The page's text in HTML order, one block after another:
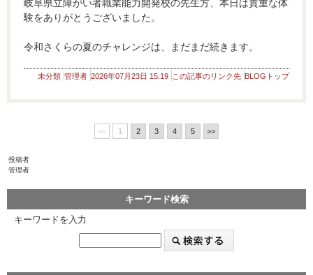
岐阜県立障がい者職業能力開発校の先生方、本日は貴重な体
験をありがとうございました。
令和さくらの夏のチャレンジは、まだまだ続きます。
未分類 管理者 2026年07月23日 15:19 この記事のリンク先 BLOGトップ
<< 1 2 3 4 5 >>
投稿者
管理者
キーワード検索
キーワードを入力